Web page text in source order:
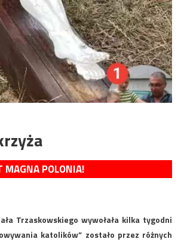
MAGNA POLONIA!
Trzaskowskiego wywołała kilka tygodni
katolików” zostało przez różnych